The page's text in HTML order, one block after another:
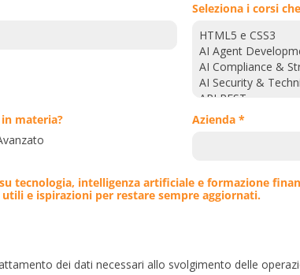
Seleziona i corsi
materia?
Azienda *
tecnologia, intelligenza artificiale e formazione
e ispirazioni per restare sempre aggiornati.
dei dati necessari allo svolgimento delle